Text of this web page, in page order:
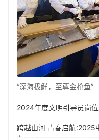
“深海极鲜，至尊金枪鱼”
2024年度文明引导员岗
跨越山河 青春启航:2025